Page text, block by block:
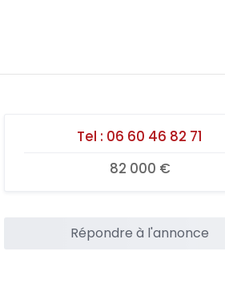
Tel : 06 60 46 82 71
82 000 €
Répondre à l'annonce